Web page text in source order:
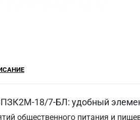
18/7-БЛ: удобный
общественного питания и